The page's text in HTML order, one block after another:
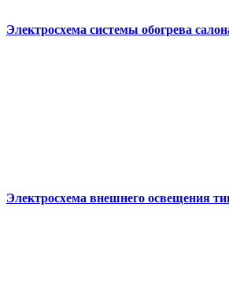
Электросхема системы обогрева
Электросхема внешнего освещения